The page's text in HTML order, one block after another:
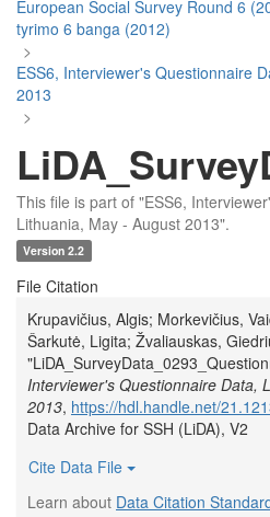
European Social Survey Round 6
tyrimo 6 banga (2012)
>
ESS6, Interviewer's Questionnaire
2013
>
This file is part of "ESS6,
Lithuania, May - August 2013".
Version 2.2
File Citation
Krupavičius, Algis; Morkevičius,
Šarkutė, Ligita; Žvaliauskas,
Interviewer's Questionnaire Data,
2013, https://hdl.handle.net/
Data Archive for SSH (LiDA), V2
Cite Data File
Learn about Data Citation